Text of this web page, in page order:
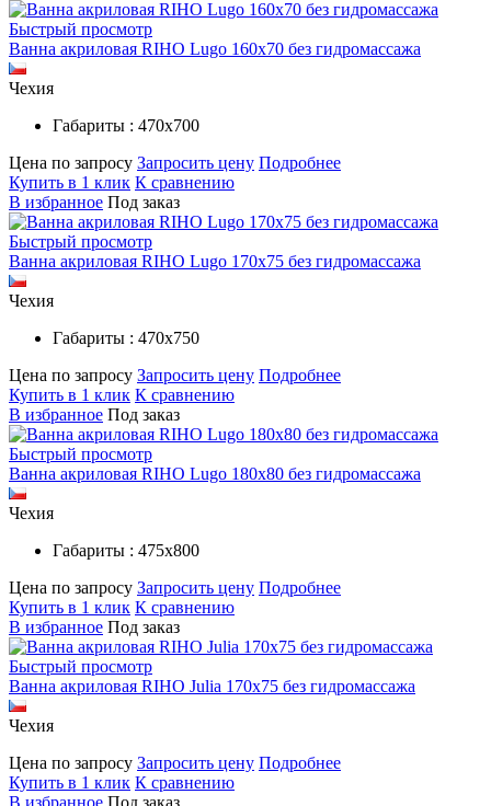
Быстрый просмотр
Ванна акриловая RIHO Lugo 160x70 без гидромассажа
Чехия
Габариты : 470х700
Цена по запросу Запросить цену Подробнее
Купить в 1 клик К сравнению
В избранное Под заказ
Быстрый просмотр
Ванна акриловая RIHO Lugo 170x75 без гидромассажа
Чехия
Габариты : 470х750
Цена по запросу Запросить цену Подробнее
Купить в 1 клик К сравнению
В избранное Под заказ
Быстрый просмотр
Ванна акриловая RIHO Lugo 180x80 без гидромассажа
Чехия
Габариты : 475х800
Цена по запросу Запросить цену Подробнее
Купить в 1 клик К сравнению
В избранное Под заказ
Быстрый просмотр
Ванна акриловая RIHO Julia 170x75 без гидромассажа
Чехия
Цена по запросу Запросить цену Подробнее
Купить в 1 клик К сравнению
В избранное Под заказ